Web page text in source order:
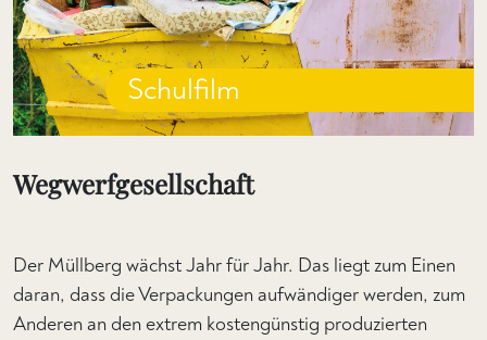
Schulfilm
Wegwerfgesellschaft
Der Müllberg wächst Jahr für Jahr. Das liegt zum Einen
daran, dass die Verpackungen aufwändiger werden, zum
Anderen an den extrem kostengünstig produzierten